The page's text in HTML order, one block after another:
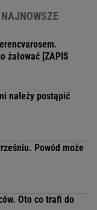
NAJNOWSZE
żałować [ZAPIS
należy postąpić
Powód może
Oto co trafi do